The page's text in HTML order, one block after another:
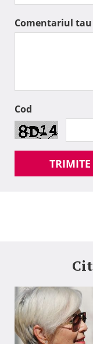
Comentariul tau
Cod
TRIMITE